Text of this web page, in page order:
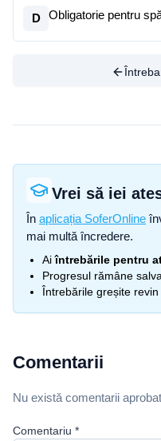
D Obligatorie pentru
Vrei să iei
În aplicația SoferOnline
mai multă încredere.
Aiîntrebările pentru
Progresul rămâne
Întrebările greșite
Comentarii
Nu există comentarii
Comentariu *